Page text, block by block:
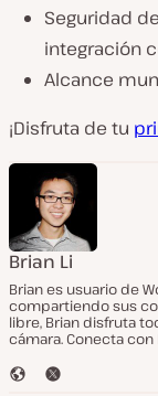
Seguridad
integración
Alcance
¡Disfruta de tu
Brian Li
Brian es usuario de
compartiendo sus
libre, Brian disfruta
cámara. Conecta
S
T